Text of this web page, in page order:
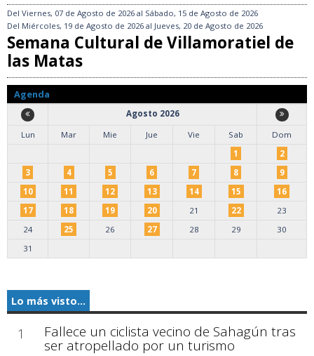
Del Viernes, 07 de Agosto de 2026 al Sábado, 15 de Agosto de 2026
Del Miércoles, 19 de Agosto de 2026 al Jueves, 20 de Agosto de 2026
Semana Cultural de Villamoratiel de
las Matas
Agenda
Agosto 2026
Lun
Mar Mie Jue Vie Sab
Dom
1
2
3
4 5 6 7 8
9
10
11 12 13 14 15
16
17
18 19 20 21 22
23
24
25 26 27 28 29
30
31
Lo más visto...
1 Fallece un ciclista vecino de Sahagún tras
ser atropellado por un turismo